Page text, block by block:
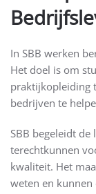
In SBB werken
Het doel is om
praktijkopleiding
bedrijven te
SBB begeleidt
terechtkunnen
kwaliteit. Het
weten en